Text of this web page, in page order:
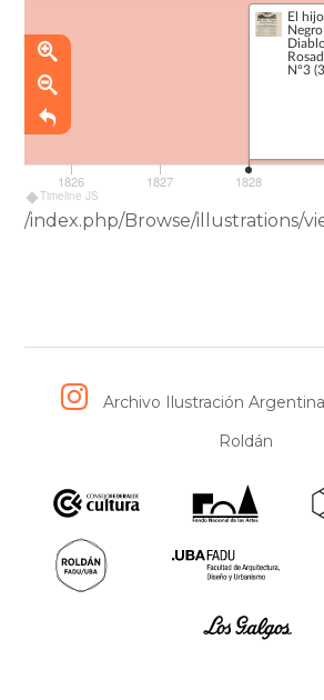
Timeline JS
El hijo
Nº3
1826 1827 1828
/index.php/Browse/illustrations/
Archivo Ilustración Argentina
Roldán